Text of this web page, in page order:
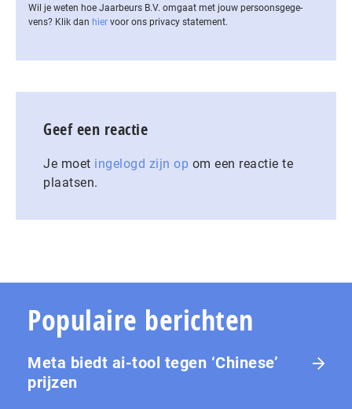
Wil je weten hoe Jaarbeurs B.V. omgaat met jouw per­soons­ge­ge­
vens? Klik dan hier voor ons privacy statement.
Geef een reactie
Je moet ingelogd zijn op om een reactie te
plaatsen.
Populaire berichten
Meta biedt ai-tool tegen ‘Chinese’
prijzen